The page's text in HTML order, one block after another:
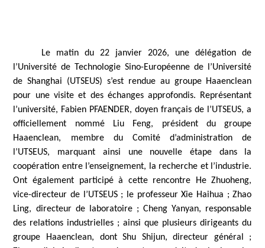
Le matin du 22 janvier 2026, une délégation de
l’Université de Technologie Sino-Européenne de l’Université
de Shanghai (UTSEUS) s’est rendue au groupe Haaenclean
pour une visite et des échanges approfondis. Représentant
l’université, Fabien PFAENDER, doyen français de l’UTSEUS, a
officiellement nommé Liu Feng, président du groupe
Haaenclean, membre du Comité d’administration de
l’UTSEUS, marquant ainsi une nouvelle étape dans la
coopération entre l’enseignement, la recherche et l’industrie.
Ont également participé à cette rencontre He Zhuoheng,
vice-directeur de l’UTSEUS ; le professeur Xie Haihua ; Zhao
Ling, directeur de laboratoire ; Cheng Yanyan, responsable
des relations industrielles ; ainsi que plusieurs dirigeants du
groupe Haaenclean, dont Shu Shijun, directeur général ;